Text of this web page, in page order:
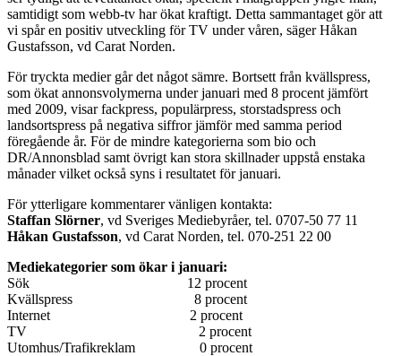
samtidigt som webb-tv har ökat kraftigt. Detta sammantaget gör att
vi spår en positiv utveckling för TV under våren, säger Håkan
Gustafsson, vd Carat Norden.
För tryckta medier går det något sämre. Bortsett från kvällspress,
som ökat annonsvolymerna under januari med 8 procent jämfört
med 2009, visar fackpress, populärpress, storstadspress och
landsortspress på negativa siffror jämför med samma period
föregående år. För de mindre kategorierna som bio och
DR/Annonsblad samt övrigt kan stora skillnader uppstå enstaka
månader vilket också syns i resultatet för januari.
För ytterligare kommentarer vänligen kontakta:
Staffan Slörner, vd Sveriges Mediebyråer, tel. 0707-50 77 11
Håkan Gustafsson, vd Carat Norden, tel. 070-251 22 00
Mediekategorier som ökar i januari:
Sök 12 procent
Kvällspress 8 procent
Internet 2 procent
TV 2 procent
Utomhus/Trafikreklam 0 procent